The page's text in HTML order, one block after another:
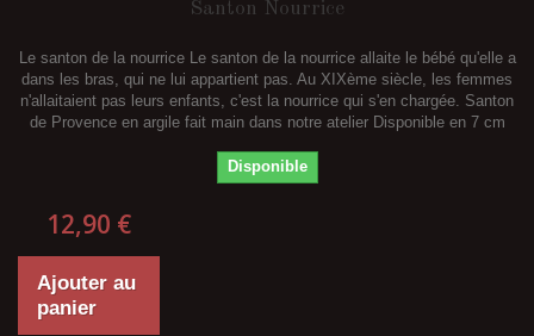
Santon Nourrice
Le santon de la nourrice Le santon de la nourrice allaite le bébé qu'elle a
dans les bras, qui ne lui appartient pas. Au XIXème siècle, les femmes
n'allaitaient pas leurs enfants, c'est la nourrice qui s'en chargée. Santon
de Provence en argile fait main dans notre atelier Disponible en 7 cm
Disponible
12,90 €
Ajouter au
panier